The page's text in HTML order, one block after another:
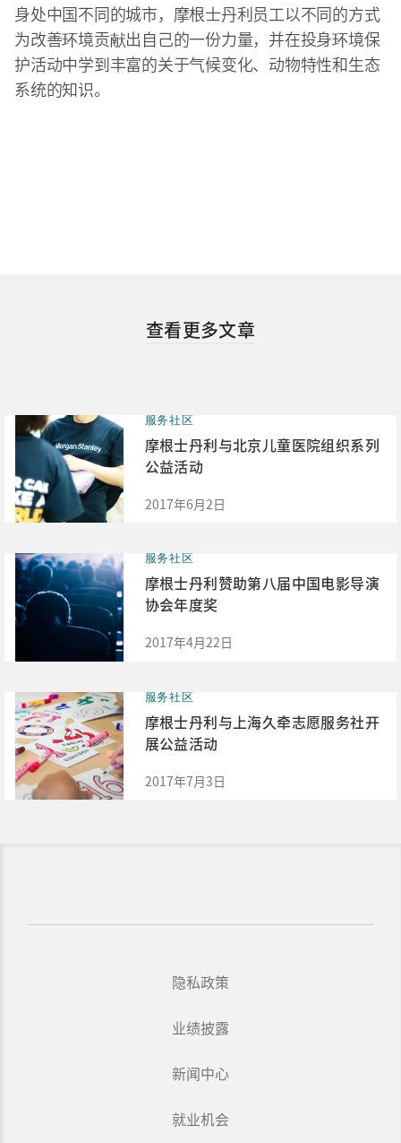
身处中国不同的城市，摩根士丹利员工以不同的方式
为改善环境贡献出自己的一份力量，并在投身环境保
护活动中学到丰富的关于气候变化、动物特性和生态
系统的知识。
查看更多文章
服务社区
摩根士丹利与北京儿童医院组织系列
公益活动
2017年6月2日
服务社区
摩根士丹利赞助第八届中国电影导演
协会年度奖
2017年4月22日
服务社区
摩根士丹利与上海久牵志愿服务社开
展公益活动
2017年7月3日
隐私政策
业绩披露
新闻中心
就业机会